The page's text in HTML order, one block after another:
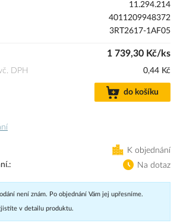
11.294.214
4011209948372
3RT2617-1AF05
1 739,30 Kč/ks
DPH 0,44 Kč
do košíku
K objednání
Na dotaz
není znám. Po objednání Vám jej upřesníme.
v detailu produktu.